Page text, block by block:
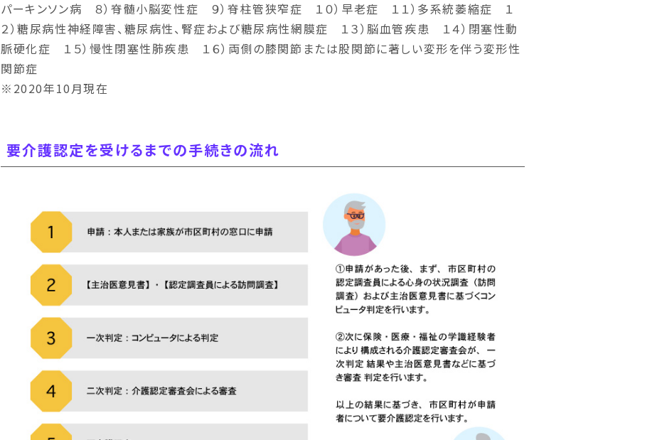
パーキンソン病 ８）脊髄小脳変性症 ９）脊柱管狭窄症 １０）早老症 １１）多系統萎縮症 １
２）糖尿病性神経障害、糖尿病性、腎症および糖尿病性網膜症 １３）脳血管疾患 １４）閉塞性動
脈硬化症 １５）慢性閉塞性肺疾患 １６）両側の膝関節または股関節に著しい変形を伴う変形性
関節症
※2020年10月現在
要介護認定を受けるまでの手続きの流れ